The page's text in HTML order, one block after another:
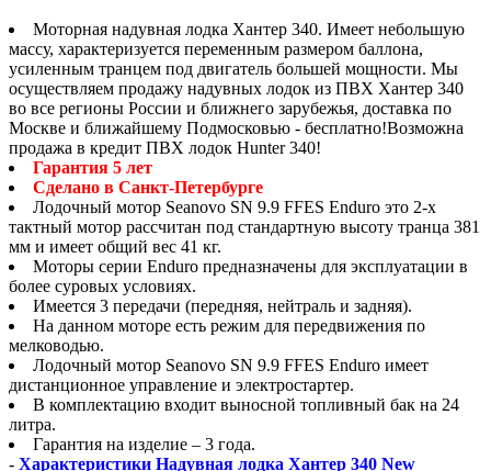
Моторная надувная лодка Хантер 340. Имеет небольшую
массу, характеризуется переменным размером баллона,
усиленным транцем под двигатель большей мощности. Мы
осуществляем продажу надувных лодок из ПВХ Хантер 340
во все регионы России и ближнего зарубежья, доставка по
Москве и ближайшему Подмосковью - бесплатно!Возможна
продажа в кредит ПВХ лодок Hunter 340!
Гарантия 5 лет
Сделано в Санкт-Петербурге
Лодочный мотор Seanovo SN 9.9 FFES Enduro это 2-x
тактный мотор рассчитан под стандартную высоту транца 381
мм и имеет общий вес 41 кг.
Моторы серии Enduro предназначены для эксплуатации в
более суровых условиях.
Имеется 3 передачи (передняя, нейтраль и задняя).
На данном моторе есть режим для передвижения по
мелководью.
Лодочный мотор Seanovo SN 9.9 FFES Enduro имеет
дистанционное управление и электростартер.
В комплектацию входит выносной топливный бак на 24
литра.
Гарантия на изделие – 3 года.
- Характеристики Надувная лодка Хантер 340 New